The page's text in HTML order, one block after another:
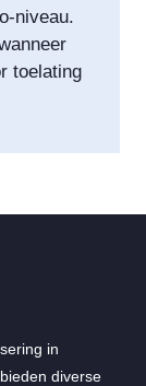
niveau.
toelating
in
diverse